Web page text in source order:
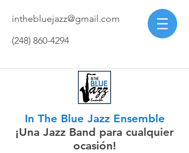
inthebluejazz@gmail.com
(248) 860-4294
In The Blue Jazz Ensemble
¡Una Jazz Band para cualquier
ocasión!